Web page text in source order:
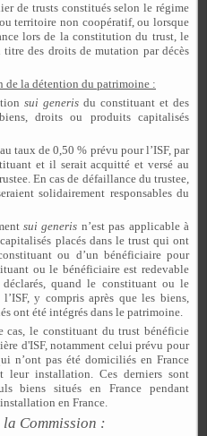
de trusts constitués selon le régime
territoire non coopératif, ou lorsque
lors de la constitution du trust, le
des droits de mutation par décès
de la détention du patrimoine :
sui generis du constituant et des
droits ou produits capitalisés
taux de 0,50 % prévu pour l’ISF, par
et il serait acquitté et versé au
En cas de défaillance du trustee,
solidairement responsables du
sui generis n’est pas applicable à
placés dans le trust qui ont
ou d’un bénéficiaire pour
ou le bénéficiaire est redevable
quand le constituant ou le
y compris après que les biens,
ont été intégrés dans le patrimoine.
cas, le constituant du trust bénéficie
d'ISF, notamment celui prévu pour
n’ont pas été domiciliés en France
leur installation. Ces derniers sont
biens situés en France pendant
en France.
Commission :